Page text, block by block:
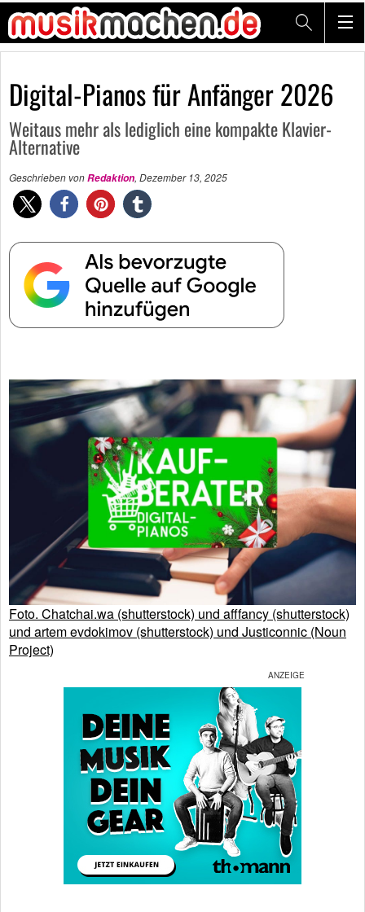
Digital-Pianos für Anfänger 2026
Weitaus mehr als lediglich eine kompakte Klavier-
Alternative
Geschrieben vonRedaktion, Dezember 13, 2025
Foto. Chatchai.wa (shutterstock) und afffancy (shutterstock)
und artem evdokimov (shutterstock) und Justiconnic (Noun
Project)